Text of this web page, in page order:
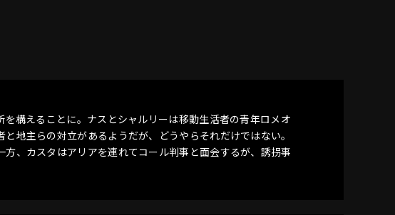
構えることに。ナスとシャルリーは移動生活者の青年ロメオ
地主らの対立があるようだが、どうやらそれだけではない。
、カスタはアリアを連れてコール判事と面会するが、誘拐事